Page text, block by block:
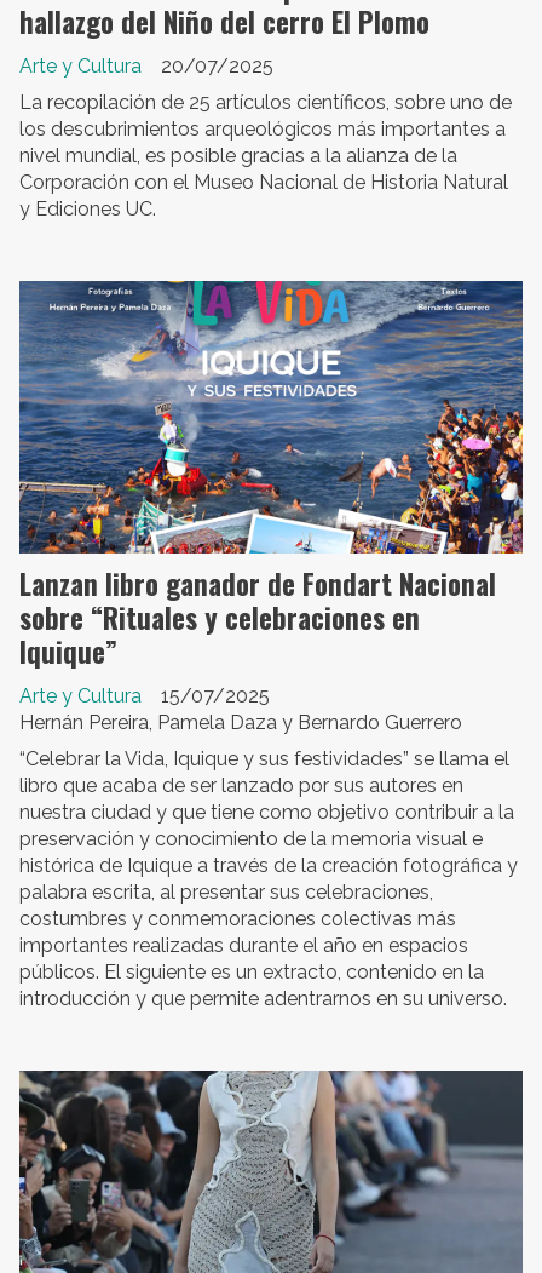
hallazgo del Niño del cerro El Plomo
Arte y Cultura
20/07/2025
La recopilación de 25 artículos científicos, sobre uno de
los descubrimientos arqueológicos más importantes a
nivel mundial, es posible gracias a la alianza de la
Corporación con el Museo Nacional de Historia Natural
y Ediciones UC.
Lanzan libro ganador de Fondart Nacional
sobre “Rituales y celebraciones en
Iquique”
Hernán Pereira, Pamela Daza y Bernardo Guerrero
Arte y Cultura 15/07/2025
“Celebrar la Vida, Iquique y sus festividades” se llama el
libro que acaba de ser lanzado por sus autores en
nuestra ciudad y que tiene como objetivo contribuir a la
preservación y conocimiento de la memoria visual e
histórica de Iquique a través de la creación fotográfica y
palabra escrita, al presentar sus celebraciones,
costumbres y conmemoraciones colectivas más
importantes realizadas durante el año en espacios
públicos. El siguiente es un extracto, contenido en la
introducción y que permite adentrarnos en su universo.